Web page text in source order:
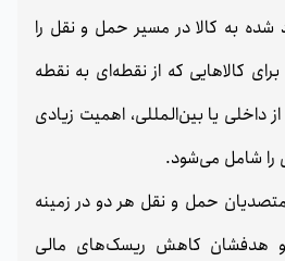
شده به کالا در مسیر حمل‌ و نقل را
کالاهایی که از نقطه‌ای به نقطه
داخلی یا بین‌المللی، اهمیت زیادی
را شامل می‌شود.
حمل‌ و نقل هر دو در زمینه
و هدفشان کاهش ریسک‌های مالی